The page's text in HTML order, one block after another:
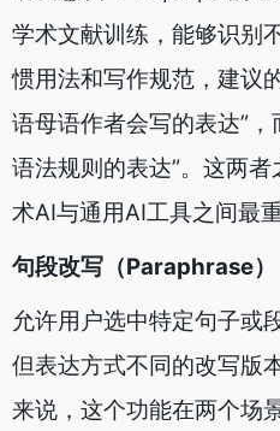
学术文献训练，能够识别
惯用法和写作规范，建议
语母语作者会写的表达”
语法规则的表达”。这两
术AI与通用AI工具之间最
句段改写（Paraphrase）
允许用户选中特定句子或
但表达方式不同的改写版
来说，这个功能在两个场